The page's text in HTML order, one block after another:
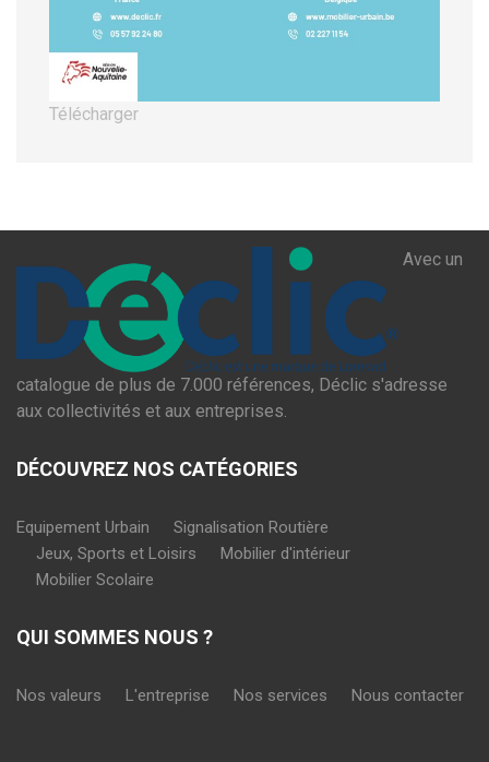
Télécharger
Avec un
catalogue de plus de 7.000 références, Déclic s'adresse
aux collectivités et aux entreprises.
DÉCOUVREZ NOS CATÉGORIES
Equipement Urbain
Signalisation Routière
Jeux, Sports et Loisirs
Mobilier d'intérieur
Mobilier Scolaire
QUI SOMMES NOUS ?
Nos valeurs L'entreprise Nos services Nous contacter